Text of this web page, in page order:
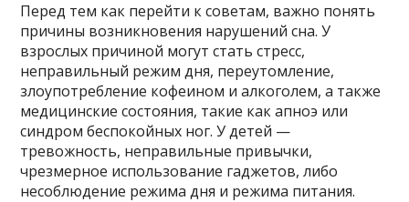
Перед тем как перейти к советам, важно понять
причины возникновения нарушений сна. У
взрослых причиной могут стать стресс,
неправильный режим дня, переутомление,
злоупотребление кофеином и алкоголем, а также
медицинские состояния, такие как апноэ или
синдром беспокойных ног. У детей —
тревожность, неправильные привычки,
чрезмерное использование гаджетов, либо
несоблюдение режима дня и режима питания.